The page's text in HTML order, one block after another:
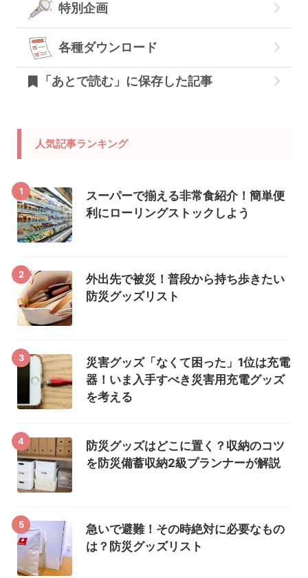
特別企画
各種ダウンロード
「あとで読む」に保存した記事
人気記事ランキング
1
スーパーで揃える非常食紹介！簡単便
利にローリングストックしよう
2
外出先で被災！普段から持ち歩きたい
防災グッズリスト
3
災害グッズ「なくて困った」1位は充電
器！いま入手すべき災害用充電グッズ
を考える
4
防災グッズはどこに置く？収納のコツ
を防災備蓄収納2級プランナーが解説
5
急いで避難！その時絶対に必要なもの
は？防災グッズリスト